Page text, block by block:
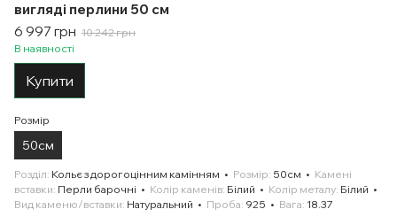
вигляді перлини 50 см
6 997 грн 10 242 грн
В наявності
Купити
Розмір
50см
Розділ Кольє з дорогоцінним камінням Розмір 50см
Камені
вставки Перли барочні Колір каменів Білий Колір металу Білий
Вид каменю/вставки Натуральний Проба 925 Вага 18.37